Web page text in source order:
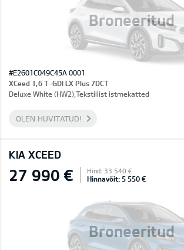
Broneeritud
#E2601C049C45A 0001
XCeed 1,6 T-GDI LX Plus 7DCT
Deluxe White (HW2),Tekstiilist istmekatted
OLEN HUVITATUD!
KIA XCEED
Broneeritud
27 990 € Hind: 33 540 €
Hinnavõit: 5 550 €